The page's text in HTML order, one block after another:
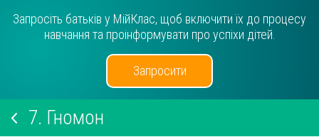
Запросіть батьків у МійКлас, щоб включити їх до процесу
навчання та проінформувати про успіхи дітей.
Запросити
7. Гномон